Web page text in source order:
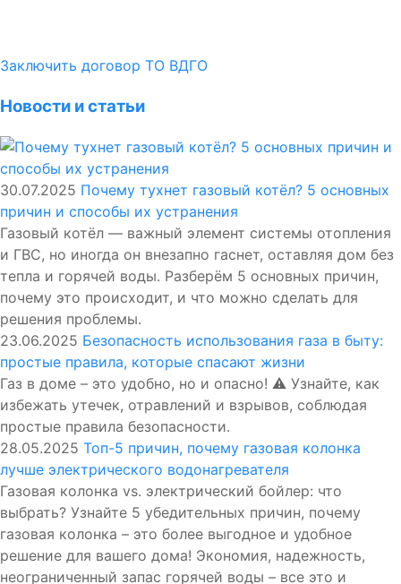
Заключить договор ТО ВДГО
Новости и статьи
30.07.2025 Почему тухнет газовый котёл? 5 основных
причин и способы их устранения
Газовый котёл — важный элемент системы отопления
и ГВС, но иногда он внезапно гаснет, оставляя дом без
тепла и горячей воды. Разберём 5 основных причин,
почему это происходит, и что можно сделать для
решения проблемы.
23.06.2025 Безопасность использования газа в быту:
простые правила, которые спасают жизни
Газ в доме – это удобно, но и опасно! ⚠️ Узнайте, как
избежать утечек, отравлений и взрывов, соблюдая
простые правила безопасности.
28.05.2025 Топ-5 причин, почему газовая колонка
лучше электрического водонагревателя
Газовая колонка vs. электрический бойлер: что
выбрать? Узнайте 5 убедительных причин, почему
газовая колонка – это более выгодное и удобное
решение для вашего дома! Экономия, надежность,
неограниченный запас горячей воды – все это и